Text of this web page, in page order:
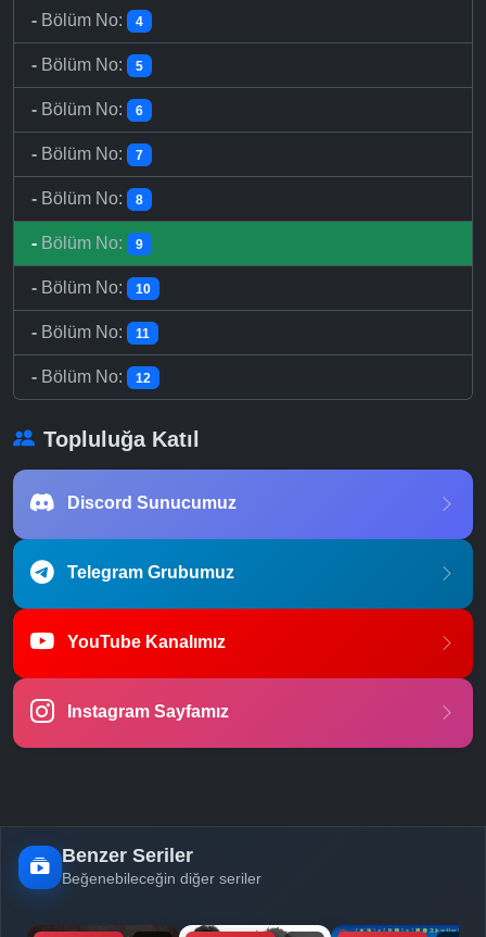
- Bölüm No: 4
- Bölüm No: 5
- Bölüm No: 6
- Bölüm No: 7
- Bölüm No: 8
- Bölüm No: 9
- Bölüm No: 10
- Bölüm No: 11
- Bölüm No: 12
Topluluğa Katıl
Discord Sunucumuz
Telegram Grubumuz
YouTube Kanalımız
Instagram Sayfamız
Benzer Seriler
Beğenebileceğin diğer seriler